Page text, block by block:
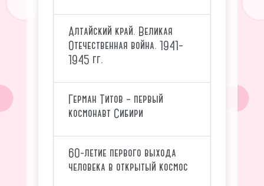
Алтайский край. Великая
Отечественная война. 1941–
1945 гг.
Герман Титов – первый
космонавт Сибири
60-летие первого выхода
человека в открытый космос